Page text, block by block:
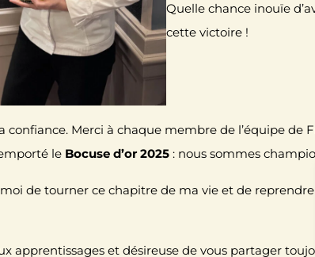
Quelle chance inouïe
cette victoire !
confiance. Merci à chaque membre de l’équipe de
le Bocuse d’or 2025 : nous sommes
de tourner ce chapitre de ma vie et de reprendre
apprentissages et désireuse de vous partager